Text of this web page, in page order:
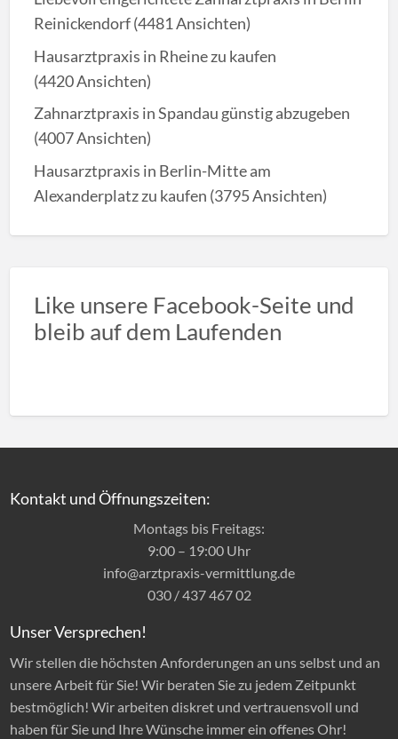
Reinickendorf(4481 Ansichten)
Hausarztpraxis in Rheine zu kaufen
(4420 Ansichten)
Zahnarztpraxis in Spandau günstig abzugeben
(4007 Ansichten)
Hausarztpraxis in Berlin-Mitte am
Alexanderplatz zu kaufen (3795 Ansichten)
Like unsere Facebook-Seite und
bleib auf dem Laufenden
Kontakt und Öffnungszeiten:
Montags bis Freitags:
9:00 – 19:00 Uhr
info@arztpraxis-vermittlung.de
030 / 437 467 02
Unser Versprechen!
Wir stellen die höchsten Anforderungen an uns selbst und an
unsere Arbeit für Sie! Wir beraten Sie zu jedem Zeitpunkt
bestmöglich! Wir arbeiten diskret und vertrauensvoll und
haben für Sie und Ihre Wünsche immer ein offenes Ohr!